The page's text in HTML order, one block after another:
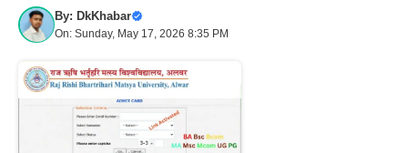
By: DkKhabar
On: Sunday, May 17, 2026 8:35 PM